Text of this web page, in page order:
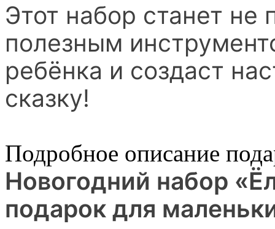
Этот набор станет не
полезным
ребёнка и создаст
сказку!
Подробное описание
Новогодний набор
подарок для